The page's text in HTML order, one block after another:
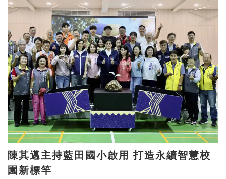
陳其邁主持藍田國小啟用 打造永續智慧校
園新標竿